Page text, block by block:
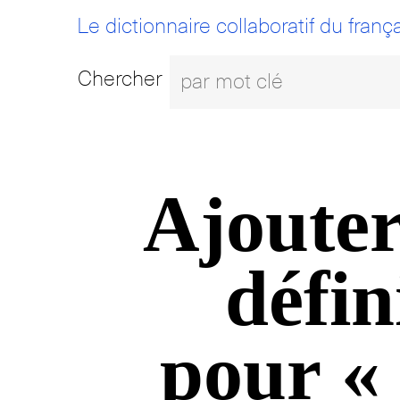
Le dictionnaire collaboratif du
Chercher
pour